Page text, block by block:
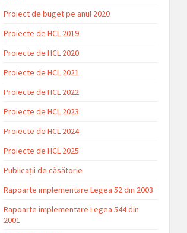
Proiect de buget pe anul 2020
Proiecte de HCL 2019
Proiecte de HCL 2020
Proiecte de HCL 2021
Proiecte de HCL 2022
Proiecte de HCL 2023
Proiecte de HCL 2024
Proiecte de HCL 2025
Publicații de căsătorie
Rapoarte implementare Legea 52 din 2003
Rapoarte implementare Legea 544 din
2001